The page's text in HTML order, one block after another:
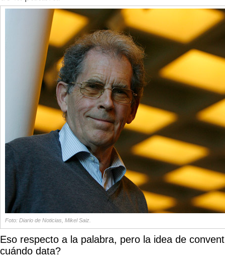
Foto: Diario de Noticias, Mikel Saiz.
Eso respecto a la palabra, pero la idea de
cuándo data?